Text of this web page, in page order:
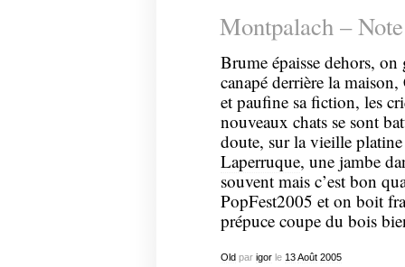
Montpalach –
Brume épaisse dehors,
canapé derrière la
et paufine sa fiction, les
nouveaux chats se sont
doute, sur la vieille
Laperruque, une jambe
souvent mais c’est bon
PopFest2005 et on boit
prépuce coupe du bois
Oldpar igorle 13 Août 2005